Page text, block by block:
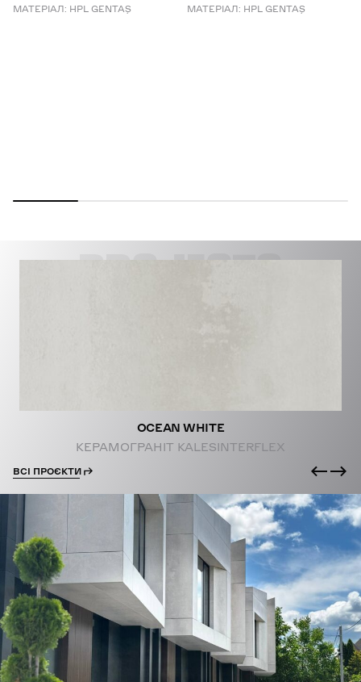
МАТЕРІАЛ: HPL GENTAŞ
МАТЕРІАЛ: HPL GENTAŞ
PROJECTS
OCEAN WHITE
КЕРАМОГРАНІТ KALESINTERFLEX
ВСІ ПРОЄКТИ